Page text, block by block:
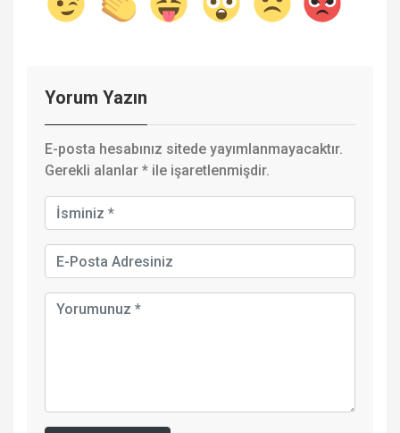
Yorum Yazın
E-posta hesabınız sitede yayımlanmayacaktır.
Gerekli alanlar * ile işaretlenmişdir.